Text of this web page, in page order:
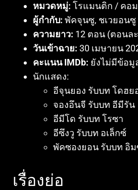
หมวดหมู่: โรแมนติก / คอ
ผู้กำกับ: พัคจุนซู, ชเวยอนซู
ความยาว: 12 ตอน (ตอนล
วันเข้าฉาย: 30 เมษายน
คะแนน IMDb: ยังไม่มีข้อมู
นักแสดง:
อีจุนยอง รับบท โดฮย
จองอึนจี รับบท อีมีรัน
อีมีโด รับบท โรซา
อีซึงวู รับบท อเล็กซ์
พัคซองยอน รับบท อิ
เรื่องย่อ